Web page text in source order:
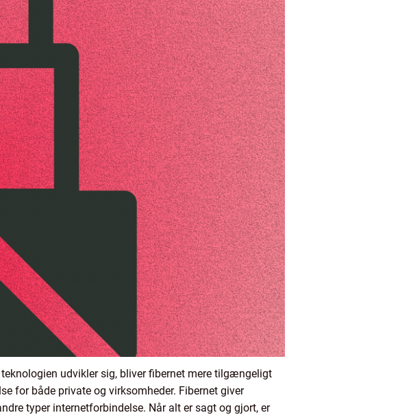
udvikler sig, bliver fibernet mere tilgængeligt
for både private og virksomheder. Fibernet giver
typer internetforbindelse. Når alt er sagt og gjort, er